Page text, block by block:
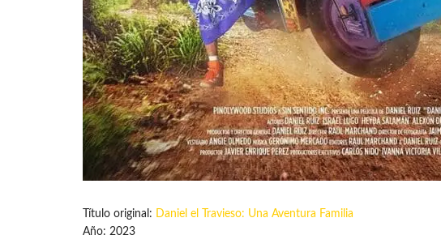
Título original:
Daniel el Travieso: Una Aventura Familia
Año: 2023